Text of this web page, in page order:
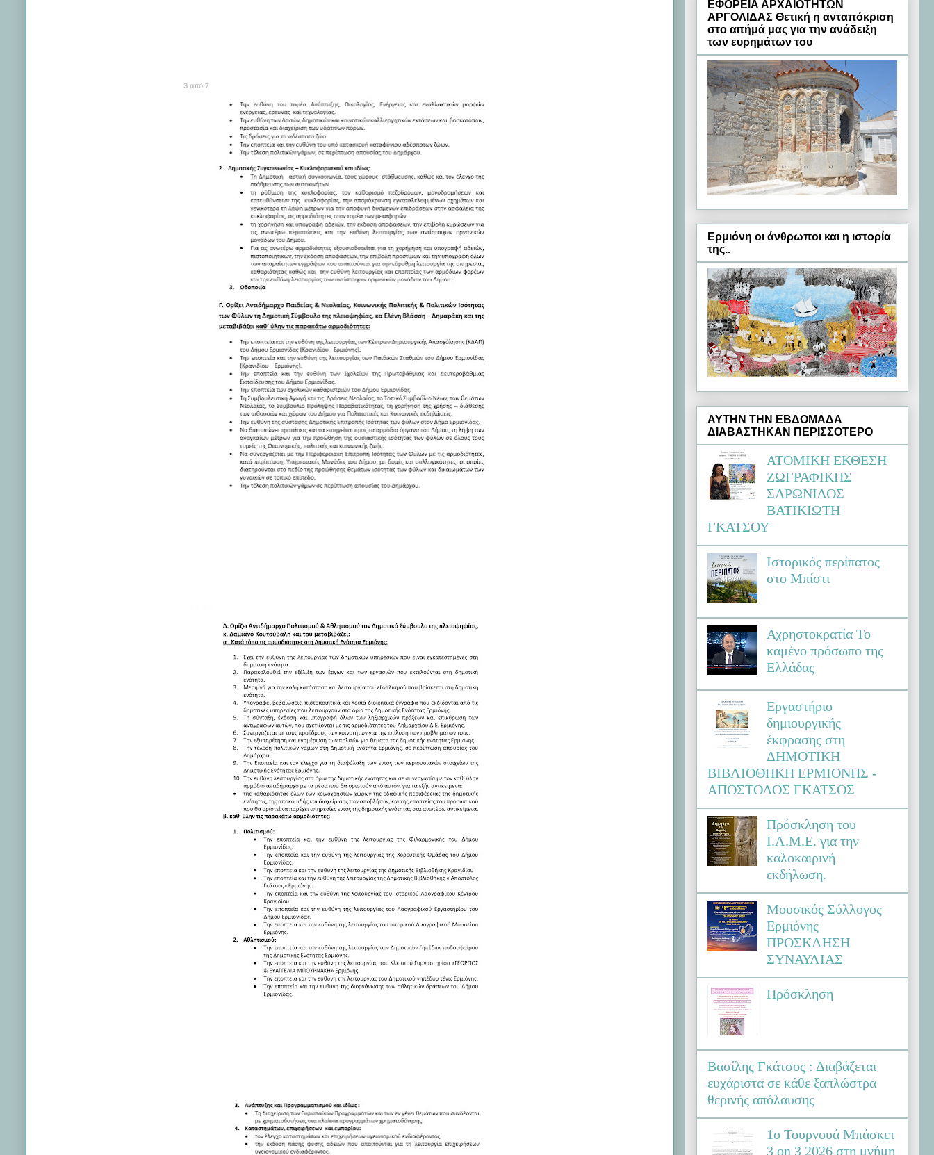
ΕΦΟΡΕΙΑ ΑΡΧΑΙΟΤΗΤΩΝ
ΑΡΓΟΛΙΔΑΣ Θετική η ανταπόκριση
στο αιτήμά μας για την ανάδειξη
των ευρημάτων του
Ερμιόνη oι άνθρωποι και η ιστορία
της..
ΑΥΤΗΝ ΤΗΝ ΕΒΔΟΜΑΔΑ
ΔΙΑΒΑΣΤΗΚΑΝ ΠΕΡΙΣΣΟΤΕΡΟ
ΑΤΟΜΙΚΗ ΕΚΘΕΣΗ
ΖΩΓΡΑΦΙΚΗΣ
ΣΑΡΩΝΙΔΟΣ
ΒΑΤΙΚΙΩΤΗ
ΓΚΑΤΣΟΥ
Ιστορικός περίπατος
στο Μπίστι
Αχρηστοκρατία Το
καμένο πρόσωπο της
Ελλάδας
Εργαστήριο
δημιουργικής
έκφρασης στη
ΔΗΜΟΤΙΚΗ
ΒΙΒΛΙΟΘΗΚΗ ΕΡΜΙΟΝΗΣ -
ΑΠΟΣΤΟΛΟΣ ΓΚΑΤΣΟΣ
Πρόσκληση του
Ι.Λ.Μ.Ε. για την
καλοκαιρινή
εκδήλωση.
Μουσικός Σύλλογος
Ερμιόνης
ΠΡΟΣΚΛΗΣΗ
ΣΥΝΑΥΛΙΑΣ
Πρόσκληση
Βασίλης Γκάτσος : Διαβάζεται
ευχάριστα σε κάθε ξαπλώστρα
θερινής απόλαυσης
1ο Τουρνουά Μπάσκετ
3 on 3 2026 στη μνήμη